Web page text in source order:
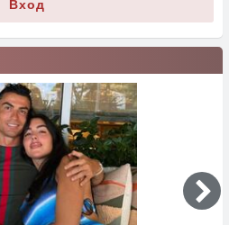
Вход